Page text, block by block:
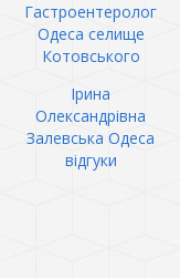
Гастроентеролог
Одеса селище
Котовського
Ірина
Олександрівна
Залевська Одеса
відгуки